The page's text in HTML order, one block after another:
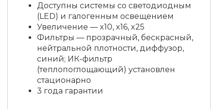
Доступны системы со светодиодным
(LED) и галогенным освещением
Увеличение — x10, x16, x25
Фильтры — прозрачный, бескрасный,
нейтральной плотности, диффузор,
синий; ИК-фильтр
(теплопоглощающий) установлен
стационарно
3 года гарантии